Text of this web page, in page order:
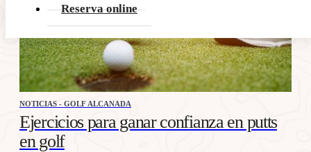
Reserva online
NOTICIAS - GOLF ALCANADA
Ejercicios para ganar confianza en putts
en golf